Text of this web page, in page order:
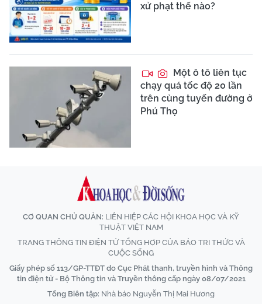
xử phạt thế nào?
Một ô tô liên tục
chạy quá tốc độ 20 lần
trên cùng tuyến đường ở
Phú Thọ
CƠ QUAN CHỦ QUẢN: LIÊN HIỆP CÁC HỘI KHOA HỌC VÀ KỸ
THUẬT VIỆT NAM
TRANG THÔNG TIN ĐIỆN TỬ TỔNG HỢP CỦA BÁO TRI THỨC VÀ
CUỘC SỐNG
Giấy phép số 113/GP-TTĐT do Cục Phát thanh, truyền hình và Thông
tin điện tử - Bộ Thông tin và Truyền thông cấp ngày 08/07/2021
Tổng Biên tập: Nhà báo Nguyễn Thị Mai Hương